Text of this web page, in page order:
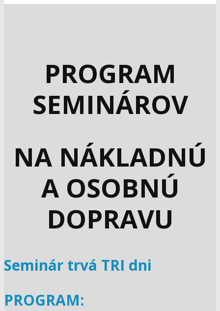
PROGRAM
SEMINÁROV
NA NÁKLADNÚ
A OSOBNÚ
DOPRAVU
Seminár trvá TRI dni
PROGRAM: